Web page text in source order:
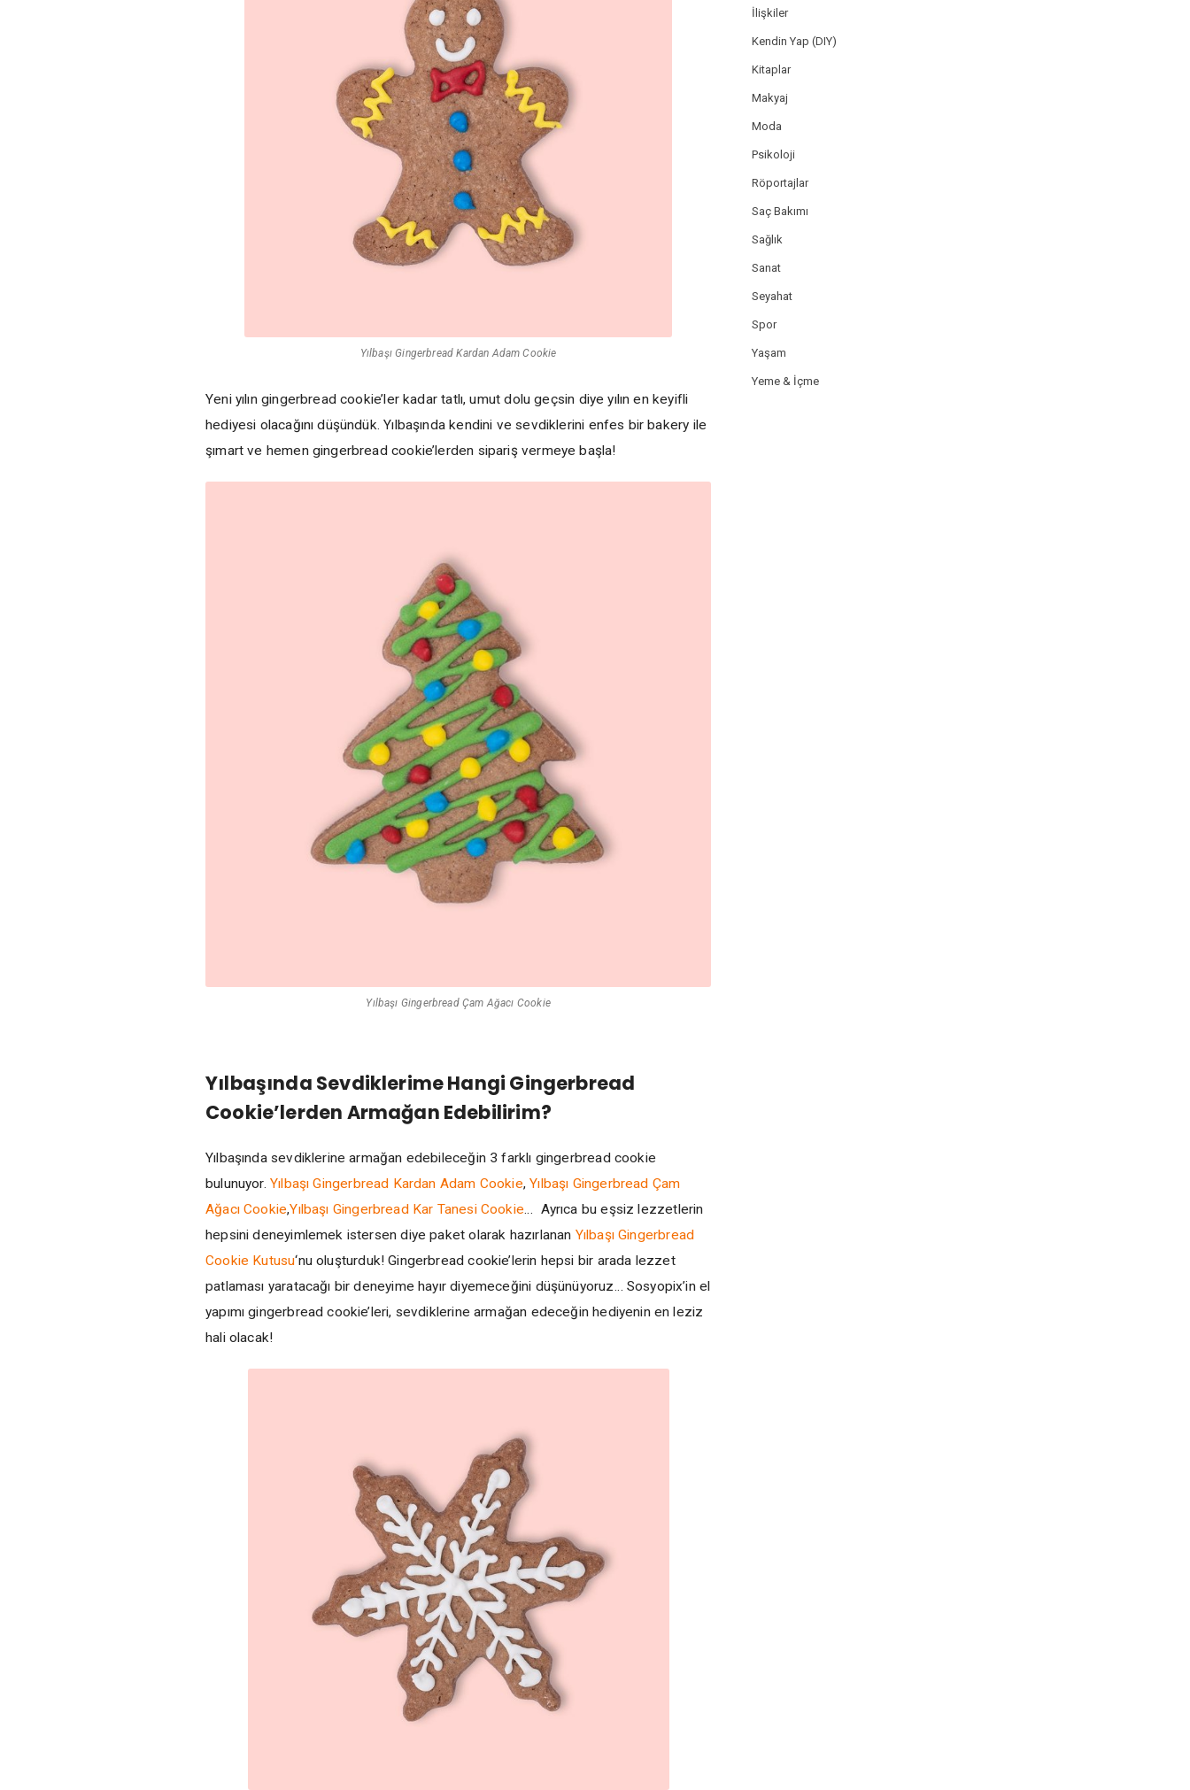
Yılbaşı Gingerbread Kardan Adam Cookie
Yeni yılın gingerbread cookie’ler kadar tatlı, umut dolu geçsin diye yılın en keyifli
hediyesi olacağını düşündük. Yılbaşında kendini ve sevdiklerini enfes bir bakery ile
şımart ve hemen gingerbread cookie’lerden sipariş vermeye başla!
Yılbaşı Gingerbread Çam Ağacı Cookie
Yılbaşında Sevdiklerime Hangi Gingerbread
Cookie’lerden Armağan Edebilirim?
Yılbaşında sevdiklerine armağan edebileceğin 3 farklı gingerbread cookie
bulunuyor. Yılbaşı Gingerbread Kardan Adam Cookie,Yılbaşı Gingerbread Çam
Ağacı Cookie,Yılbaşı Gingerbread Kar Tanesi Cookie … Ayrıca bu eşsiz lezzetlerin
hepsini deneyimlemek istersen diye paket olarak hazırlanan Yılbaşı Gingerbread
Cookie Kutusu‘nu oluşturduk! Gingerbread cookie’lerin hepsi bir arada lezzet
patlaması yaratacağı bir deneyime hayır diyemeceğini düşünüyoruz… Sosyopix’in el
yapımı gingerbread cookie’leri, sevdiklerine armağan edeceğin hediyenin en leziz
hali olacak!
İlişkiler
Kendin Yap (DIY)
Kitaplar
Makyaj
Moda
Psikoloji
Röportajlar
Saç Bakımı
Sağlık
Sanat
Seyahat
Spor
Yaşam
Yeme & İçme